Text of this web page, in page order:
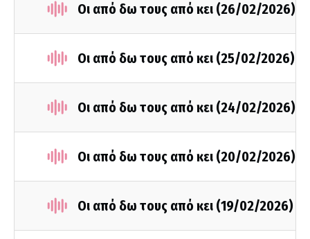
Οι από δω τους από κει (26/02/2026)
Οι από δω τους από κει (25/02/2026)
Οι από δω τους από κει (24/02/2026)
Οι από δω τους από κει (20/02/2026)
Οι από δω τους από κει (19/02/2026)